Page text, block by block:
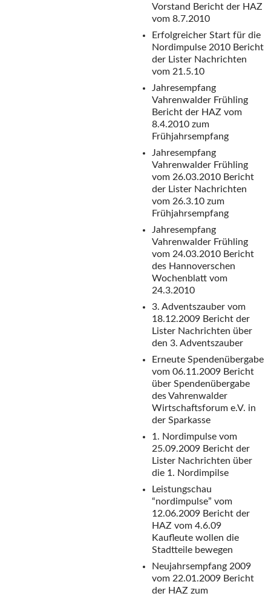
Vorstand Bericht der HAZ
vom 8.7.2010
Erfolgreicher Start für die
Nordimpulse 2010 Bericht
der Lister Nachrichten
vom 21.5.10
Jahresempfang
Vahrenwalder Frühling
Bericht der HAZ vom
8.4.2010 zum
Frühjahrsempfang
Jahresempfang
Vahrenwalder Frühling
vom 26.03.2010 Bericht
der Lister Nachrichten
vom 26.3.10 zum
Frühjahrsempfang
Jahresempfang
Vahrenwalder Frühling
vom 24.03.2010 Bericht
des Hannoverschen
Wochenblatt vom
24.3.2010
3. Adventszauber vom
18.12.2009 Bericht der
Lister Nachrichten über
den 3. Adventszauber
Erneute Spendenübergabe
vom 06.11.2009 Bericht
über Spendenübergabe
des Vahrenwalder
Wirtschaftsforum e.V. in
der Sparkasse
1. Nordimpulse vom
25.09.2009 Bericht der
Lister Nachrichten über
die 1. Nordimpilse
Leistungschau
“nordimpulse” vom
12.06.2009 Bericht der
HAZ vom 4.6.09
Kaufleute wollen die
Stadtteile bewegen
Neujahrsempfang 2009
vom 22.01.2009 Bericht
der HAZ zum